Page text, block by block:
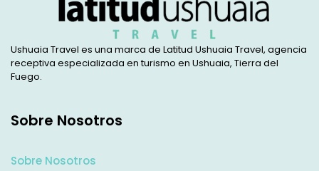
Ushuaia Travel es una marca de Latitud Ushuaia Travel, agencia
receptiva especializada en turismo en Ushuaia, Tierra del
Fuego.
Sobre Nosotros
Sobre Nosotros